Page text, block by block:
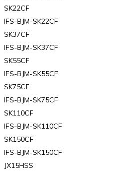
SK22CF
IFS-BJM-SK22CF
SK37CF
IFS-BJM-SK37CF
SK55CF
IFS-BJM-SK55CF
SK75CF
IFS-BJM-SK75CF
SK110CF
IFS-BJM-SK110CF
SK150CF
IFS-BJM-SK150CF
JX15HSS